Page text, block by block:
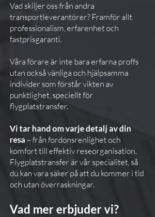
Vad skiljer oss från andra
transportleverantörer? Framför allt
professionalism, erfarenhet och
fastprisgaranti.
Våra förare är inte bara erfarna proffs
utan också vänliga och hjälpsamma
individer som förstår vikten av
punktlighet, speciellt för
flygplatstransfer.
Vi tar hand om varje detalj av din
resa – från fordonsrenlighet och
komfort till effektiv reseorganisation.
Flygplatstransfer är vår specialitet, så
du kan vara säker på att du kommer i tid
och utan överraskningar.
Vad mer erbjuder vi?